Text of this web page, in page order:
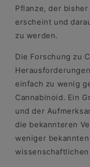
Pflanze, der
erscheint und
zu werden.
Die Forschung zu
einfach zu wenig
Cannabinoid. Ein
und der
die bekannteren
weniger